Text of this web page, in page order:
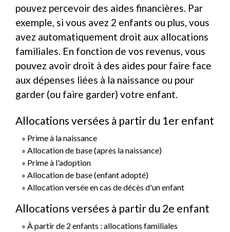
pouvez percevoir des aides financières. Par
exemple, si vous avez 2 enfants ou plus, vous
avez automatiquement droit aux allocations
familiales. En fonction de vos revenus, vous
pouvez avoir droit à des aides pour faire face
aux dépenses liées à la naissance ou pour
garder (ou faire garder) votre enfant.
Allocations versées à partir du 1er enfant
Prime à la naissance
Allocation de base (après la naissance)
Prime à l'adoption
Allocation de base (enfant adopté)
Allocation versée en cas de décès d'un enfant
Allocations versées à partir du 2e enfant
À partir de 2 enfants : allocations familiales